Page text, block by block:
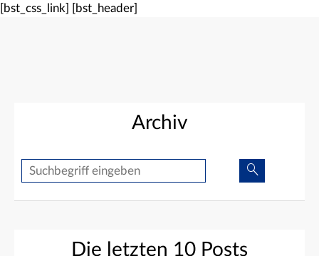
[bst_css_link] [bst_header]
Archiv
Suche Suche
Die letzten 10 Posts